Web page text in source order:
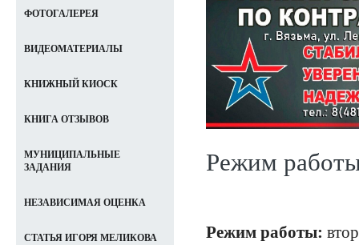
Режим
Режим работы:
ФОТОГАЛЕРЕЯ
ВИДЕОМАТЕРИАЛЫ
КНИЖНЫЙ КИОСК
КНИГА ОТЗЫВОВ
МУНИЦИПАЛЬНЫЕ
ЗАДАНИЯ
НЕЗАВИСИМАЯ ОЦЕНКА
СТАТЬЯ ИГОРЯ МЕЛИКОВА